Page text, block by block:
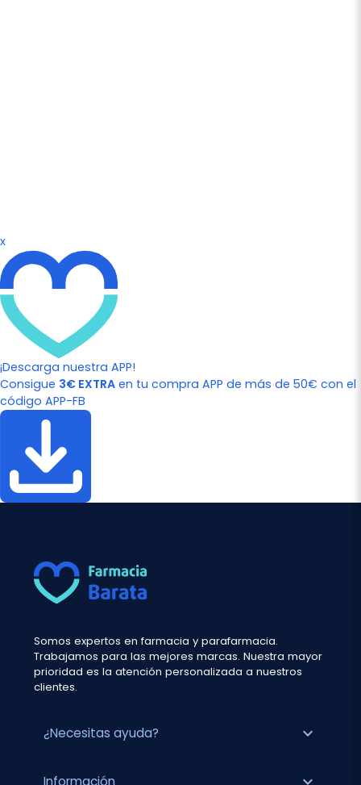
x
¡Descarga nuestra APP!
Consigue 3€ EXTRA en tu compra APP de más de 50€ con el
código APP-FB
Somos expertos en farmacia y parafarmacia.
Trabajamos para las mejores marcas. Nuestra mayor
prioridad es la atención personalizada a nuestros
clientes.
¿Necesitas ayuda? expand_more
Información